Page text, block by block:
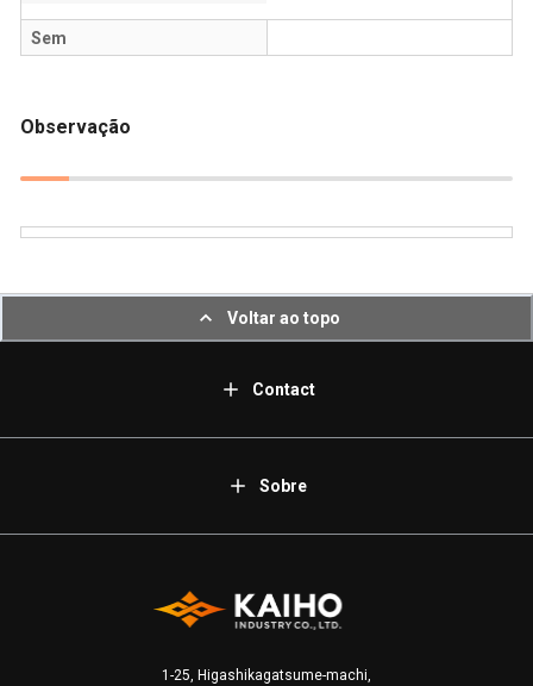
Sem
Observação
Voltar ao topo
Contact
Sobre
1-25, Higashikagatsume-machi,